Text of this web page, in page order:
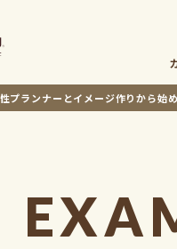
プランナーとイメージ作りから始